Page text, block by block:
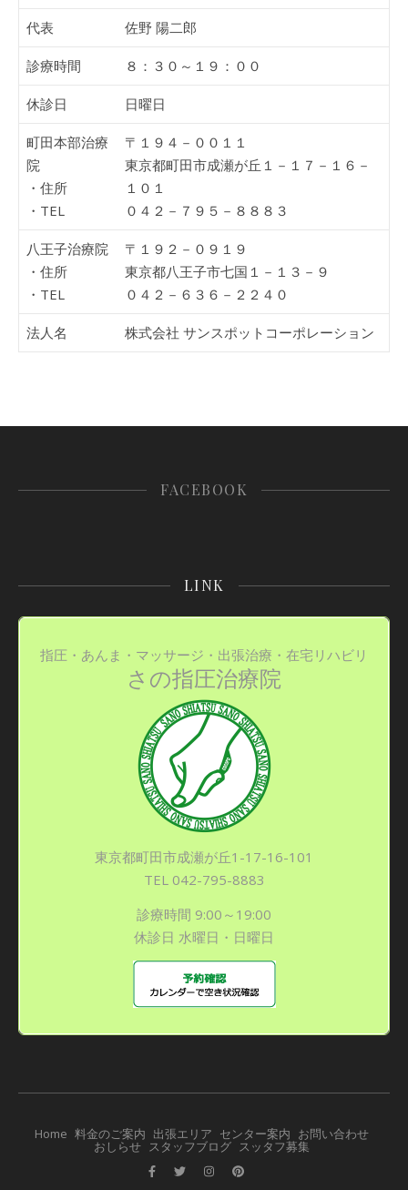
代表 佐野 陽二郎
診療時間 ８：３０～１９：００
休診日 日曜日
町田本部治療
院
・住所
・TEL
〒１９４－００１１
東京都町田市成瀬が丘１－１７－１６－
１０１
０４２－７９５－８８８３
八王子治療院
・住所
・TEL
〒１９２－０９１９
東京都八王子市七国１－１３－９
０４２－６３６－２２４０
法人名 株式会社 サンスポットコーポレーション
FACEBOOK
LINK
指圧・あんま・マッサージ・出張治療・在宅リハビリ
さの指圧治療院
東京都町田市成瀬が丘1-17-16-101
TEL 042-795-8883
診療時間 9:00～19:00
休診日 水曜日・日曜日
Home 料金のご案内 出張エリア センター案内 お問い合わせ
おしらせ スタッフブログ スッタフ募集